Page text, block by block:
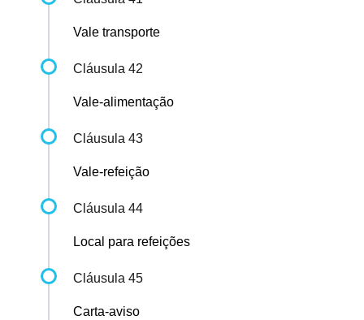
Vale transporte
Cláusula 42
Vale-alimentação
Cláusula 43
Vale-refeição
Cláusula 44
Local para refeições
Cláusula 45
Carta-aviso